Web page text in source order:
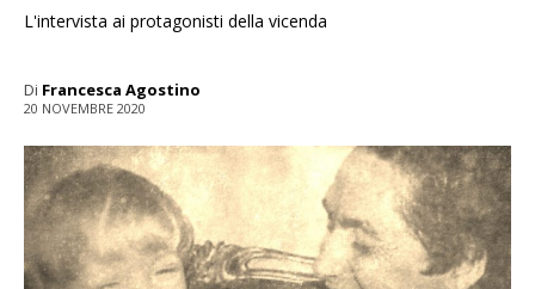
L'intervista ai protagonisti della vicenda
Di Francesca Agostino
20 NOVEMBRE 2020